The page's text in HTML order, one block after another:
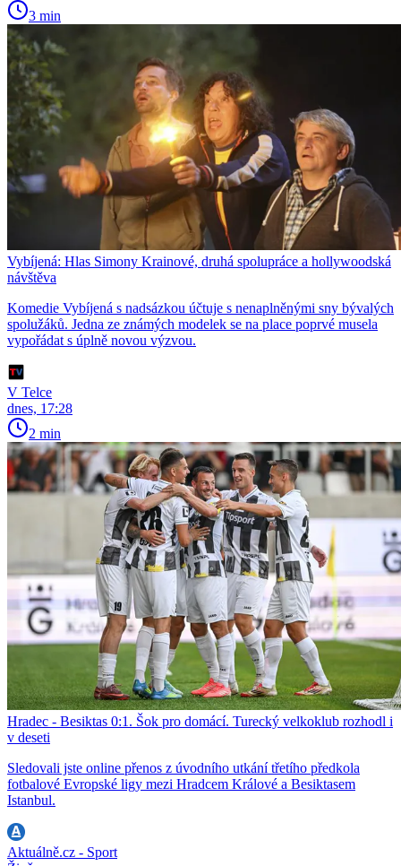
3 min
Vybíjená: Hlas Simony Krainové, druhá spolupráce a hollywoodská
návštěva
Komedie Vybíjená s nadsázkou účtuje s nenaplněnými sny bývalých
spolužáků. Jedna ze známých modelek se na place poprvé musela
vypořádat s úplně novou výzvou.
V Telce
dnes, 17:28
2 min
Hradec - Besiktas 0:1. Šok pro domácí. Turecký velkoklub rozhodl i
v deseti
Sledovali jste online přenos z úvodního utkání třetího předkola
fotbalové Evropské ligy mezi Hradcem Králové a Besiktasem
Istanbul.
Aktuálně.cz - Sport